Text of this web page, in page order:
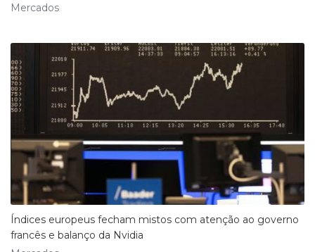
Mercados
Índices europeus fecham mistos com atenção ao governo
francês e balanço da Nvidia